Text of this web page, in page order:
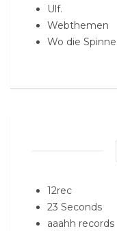
Ulf.
Webthemen
Wo die
12rec
23 Seconds
aaahh records